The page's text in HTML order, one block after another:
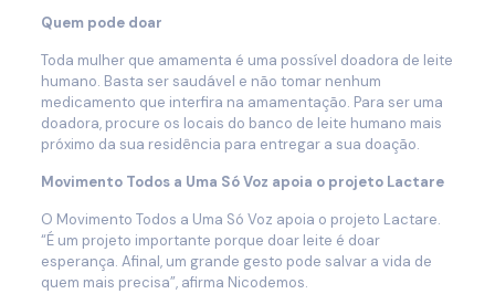
Quem pode doar
Toda mulher que amamenta é uma possível doadora de leite
humano. Basta ser saudável e não tomar nenhum
medicamento que interfira na amamentação. Para ser uma
doadora, procure os locais do banco de leite humano mais
próximo da sua residência para entregar a sua doação.
Movimento Todos a Uma Só Voz apoia o projeto Lactare
O Movimento Todos a Uma Só Voz apoia o projeto Lactare.
“É um projeto importante porque doar leite é doar
esperança. Afinal, um grande gesto pode salvar a vida de
quem mais precisa”, afirma Nicodemos.